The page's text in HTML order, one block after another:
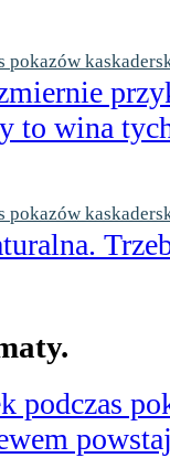
pokazów
to wina
pokazów
podczas